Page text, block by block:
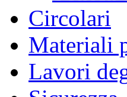
Circolari
Materiali
Lavori